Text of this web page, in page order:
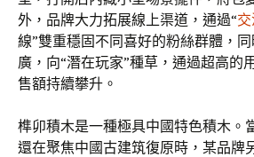
外，品牌大力拓展線上渠道，通過“
線”雙重穩固不同喜好的粉絲群體，
廣，向“潛在玩家”種草，通過超高的
售額持續攀升。
榫卯積木是一種極具中國特色積木。
還在聚焦中國古建筑復原時，某品牌